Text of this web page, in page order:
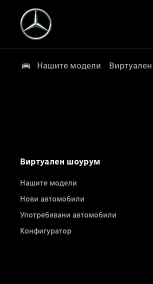
Нашите модели
Виртуален шоурум
Нашите модели
Нови автомобили
Употребявани автомобили
Конфигуратор